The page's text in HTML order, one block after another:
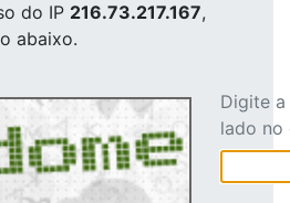
do IP 216.73.217.167,
abaixo.
Digite
lado no